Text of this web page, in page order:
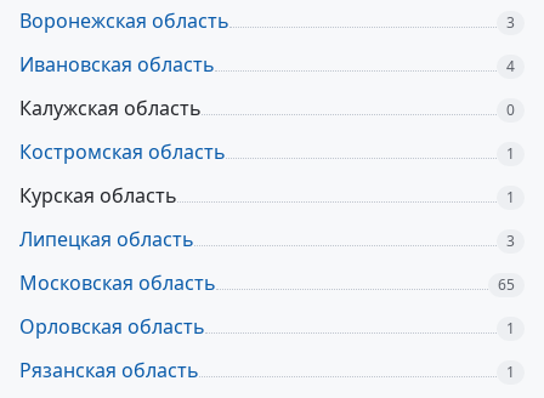
Воронежская область 3
Ивановская область 4
Калужская область 0
Костромская область 1
Курская область 1
Липецкая область 3
Московская область 65
Орловская область 1
Рязанская область 1